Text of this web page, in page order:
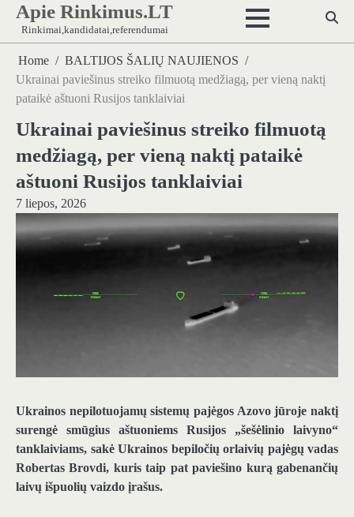
Skip
content
Apie Rinkimus.LT
Rinkimai,kandidatai,referendumai
Home
BALTIJOS ŠALIŲ NAUJIENOS
Ukrainai paviešinus streiko filmuotą medžiagą, per vieną naktį
pataikė aštuoni Rusijos tanklaiviai
Ukrainai paviešinus streiko filmuotą
medžiagą, per vieną naktį pataikė
aštuoni Rusijos tanklaiviai
7 liepos, 2026
Ukrainos nepilotuojamų sistemų pajėgos Azovo jūroje naktį
surengė smūgius aštuoniems Rusijos „šešėlinio laivyno“
tanklaiviams, sakė Ukrainos bepiločių orlaivių pajėgų vadas
Robertas Brovdi, kuris taip pat paviešino kurą gabenančių
laivų išpuolių vaizdo įrašus.